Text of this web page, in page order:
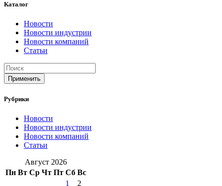
Каталог
Новости
Новости индустрии
Новости компаний
Статьи
Применить
Рубрики
Новости
Новости индустрии
Новости компаний
Статьи
Август 2026
Пн Вт Ср Чт Пт Сб Вс
1
2